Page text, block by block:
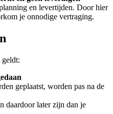
en levertijden. Door hier
je onnodige vertraging.
geldt:
geplaatst, worden pas na de
daardoor later zijn dan je